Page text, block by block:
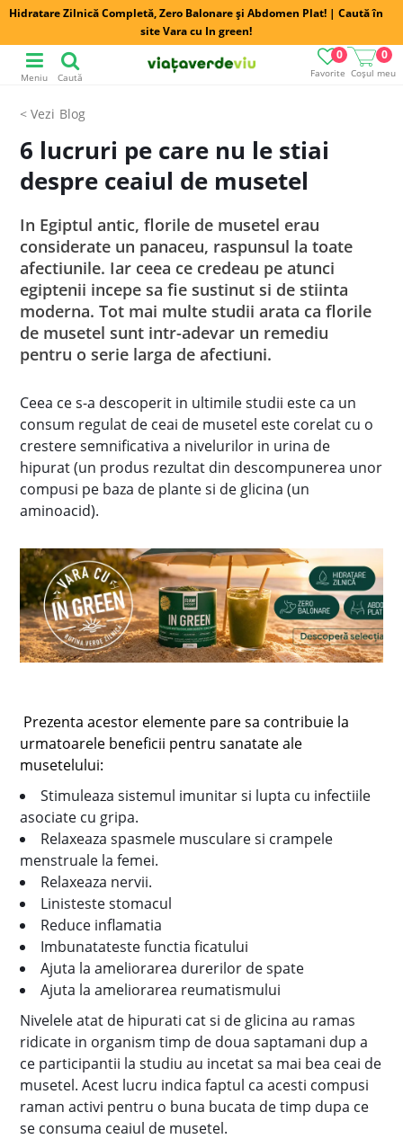
Hidratare Zilnică Completă, Zero Balonare și Abdomen Plat! | Caută în
site Vara cu In green!
Favorite
0
Coșul meu
0
Meniu Caută
Blog
6 lucruri pe care nu le stiai
despre ceaiul de musetel
In Egiptul antic, florile de musetel erau
considerate un panaceu, raspunsul la toate
afectiunile. Iar ceea ce credeau pe atunci
egiptenii incepe sa fie sustinut si de stiinta
moderna. Tot mai multe studii arata ca florile
de musetel sunt intr-adevar un remediu
pentru o serie larga de afectiuni.
Ceea ce s-a descoperit in ultimile studii este ca un
consum regulat de ceai de musetel este corelat cu o
crestere semnificativa a nivelurilor in urina de
hipurat (un produs rezultat din descompunerea unor
compusi pe baza de plante si de glicina (un
aminoacid).
Prezenta acestor elemente pare sa contribuie la
urmatoarele beneficii pentru sanatate ale
musetelului:
Stimuleaza sistemul imunitar si lupta cu infectiile
asociate cu gripa.
Relaxeaza spasmele musculare si crampele
menstruale la femei.
Relaxeaza nervii.
Linisteste stomacul
Reduce inflamatia
Imbunatateste functia ficatului
Ajuta la ameliorarea durerilor de spate
Ajuta la ameliorarea reumatismului
Nivelele atat de hipurati cat si de glicina au ramas
ridicate in organism timp de doua saptamani dup a
ce participantii la studiu au incetat sa mai bea ceai de
musetel. Acest lucru indica faptul ca acesti compusi
raman activi pentru o buna bucata de timp dupa ce
se consuma ceaiul de musetel.